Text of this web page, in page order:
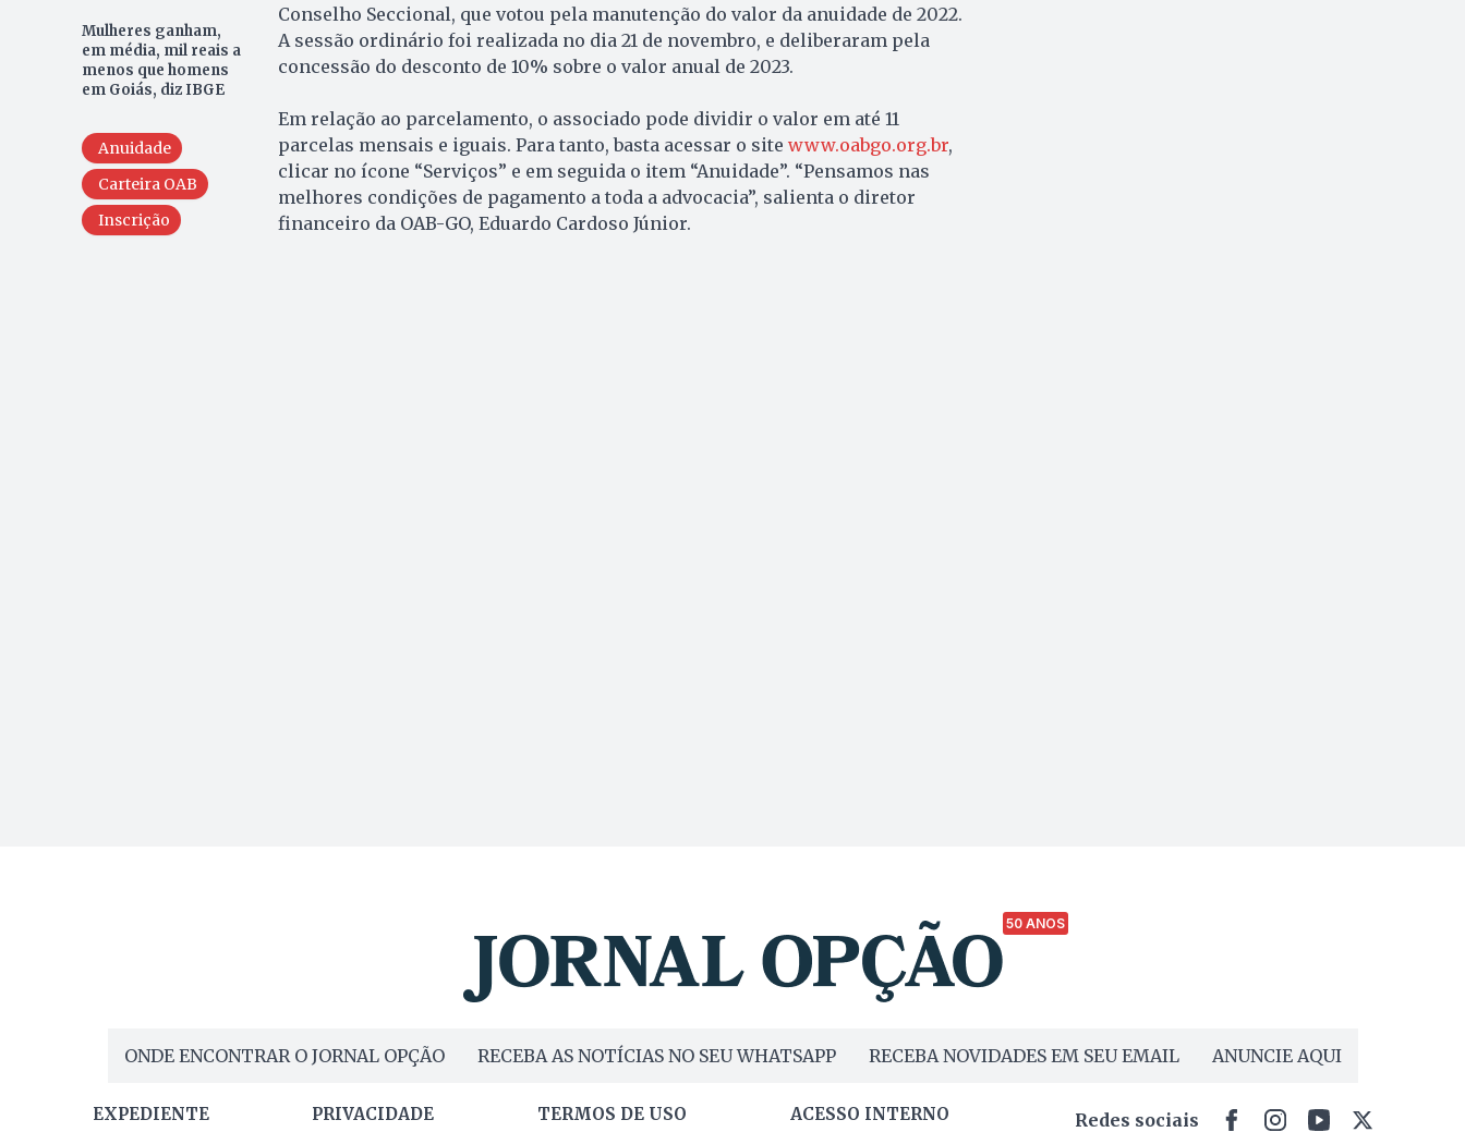
Mulheres ganham,
em média, mil reais a
menos que homens
em Goiás, diz IBGE
Anuidade
Carteira OAB
Inscrição
Conselho Seccional, que votou pela manutenção do valor da anuidade de 2022.
A sessão ordinário foi realizada no dia 21 de novembro, e deliberaram pela
concessão do desconto de 10% sobre o valor anual de 2023.
Em relação ao parcelamento, o associado pode dividir o valor em até 11
parcelas mensais e iguais. Para tanto, basta acessar o site www.oabgo.org.br,
clicar no ícone “Serviços” e em seguida o item “Anuidade”. “Pensamos nas
melhores condições de pagamento a toda a advocacia”, salienta o diretor
financeiro da OAB-GO, Eduardo Cardoso Júnior.
50 ANOS
ONDE ENCONTRAR O JORNAL OPÇÃO RECEBA AS NOTÍCIAS NO SEU WHATSAPP RECEBA NOVIDADES EM SEU EMAIL ANUNCIE AQUI
EXPEDIENTE PRIVACIDADE TERMOS DE USO ACESSO INTERNO Redes sociais